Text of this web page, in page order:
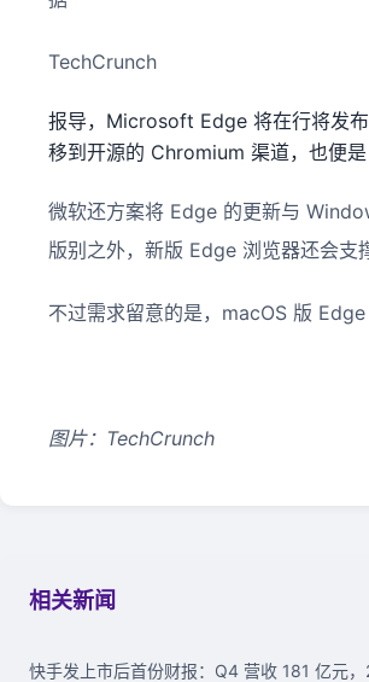
TechCrunch
报导，Microsoft Edge 将在行将发
移到开源的 Chromium 渠道，也便
微软还方案将 Edge 的更新与
版别之外，新版 Edge 浏览器还会
不过需求留意的是，macOS 版
图片：TechCrunch
相关新闻
快手发上市后首份财报：Q4 营收 181 亿元